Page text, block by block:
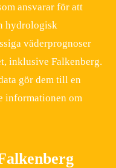
ansvarar för att
hydrologisk
väderprognoser
inklusive Falkenberg.
gör dem till en
informationen om